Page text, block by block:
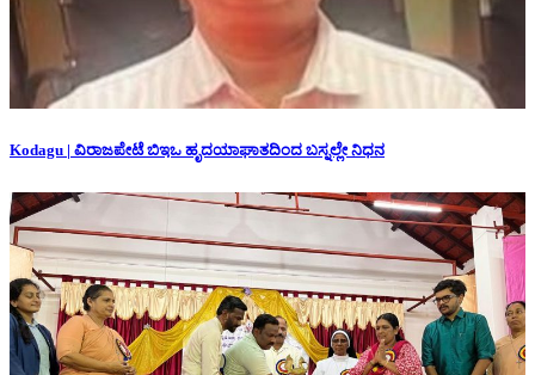
Kodagu | ವಿರಾಜಪೇಟೆ ಬಿಇಒ ಹೃದಯಾಘಾತದಿಂದ ಬಸ್ನಲ್ಲೇ ನಿಧನ